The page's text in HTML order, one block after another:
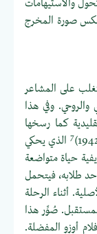
والاستيهامات
صورة المخرج
على المشاعر
وفي هذا
كما رسخها
7 الذي يحكي
حياة متواضعة
طلابه، فيتحمل
أثناء الرحلة
صُوِّر هذا
أوزو المفضلة.